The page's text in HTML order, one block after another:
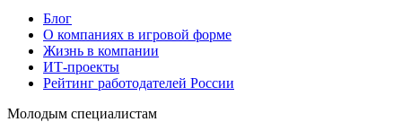
Блог
О компаниях в игровой форме
Жизнь в компании
ИТ-проекты
Рейтинг работодателей России
Молодым специалистам